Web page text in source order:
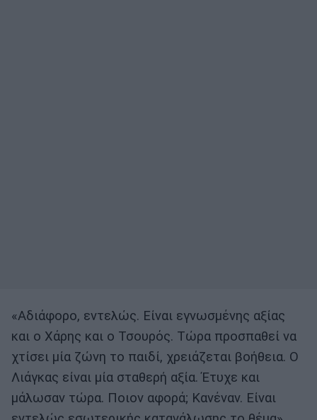
«Αδιάφορο, εντελώς. Είναι εγνωσμένης αξίας
και ο Χάρης και ο Τσουρός. Τώρα προσπαθεί να
χτίσει μία ζώνη το παιδί, χρειάζεται βοήθεια. Ο
Λιάγκας είναι μία σταθερή αξία. Έτυχε και
μάλωσαν τώρα. Ποιον αφορά; Κανέναν. Είναι